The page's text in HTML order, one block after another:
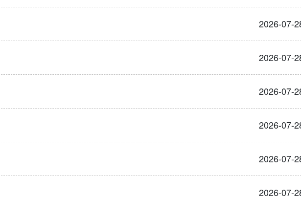
2026-07-
2026-07-
2026-07-
2026-07-
2026-07-
2026-07-